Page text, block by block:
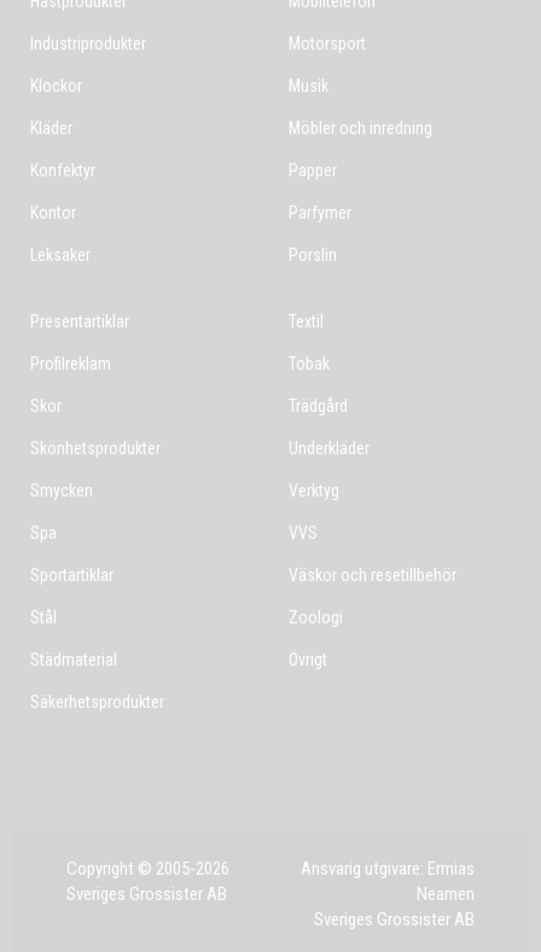
Industriprodukter
Klockor
Kläder
Konfektyr
Kontor
Leksaker
Motorsport
Musik
Möbler och inredning
Papper
Parfymer
Porslin
Presentartiklar
Profilreklam
Skor
Skönhetsprodukter
Smycken
Spa
Sportartiklar
Stål
Städmaterial
Säkerhetsprodukter
Textil
Tobak
Trädgård
Underkläder
Verktyg
VVS
Väskor och resetillbehör
Zoologi
Övrigt
Copyright © 2005-2026
Sveriges Grossister AB
Ansvarig utgivare: Ermias
Neamen
Sveriges Grossister AB